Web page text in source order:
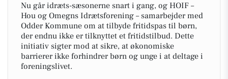
Nu går idræts-sæsonerne snart i gang, og HOIF –
Hou og Omegns Idrætsforening – samarbejder med
Odder Kommune om at tilbyde fritidspas til børn,
der endnu ikke er tilknyttet et fritidstilbud. Dette
initiativ sigter mod at sikre, at økonomiske
barrierer ikke forhindrer børn og unge i at deltage i
foreningslivet.